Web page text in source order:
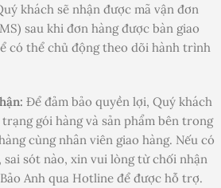
khách sẽ nhận được mã vận đơn
sau khi đơn hàng được bàn giao
có thể chủ động theo dõi hành trình
Để đảm bảo quyền lợi, Quý khách
gói hàng và sản phẩm bên trong
cùng nhân viên giao hàng. Nếu có
sót nào, xin vui lòng từ chối nhận
Anh qua Hotline để được hỗ trợ.